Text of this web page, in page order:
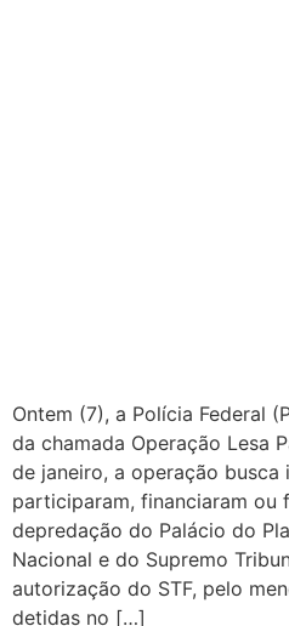
Ontem (7), a Polícia Federal
da chamada Operação Lesa
de janeiro, a operação
participaram, financiaram ou
depredação do Palácio do
Nacional e do Supremo
autorização do STF, pelo
detidas no […]